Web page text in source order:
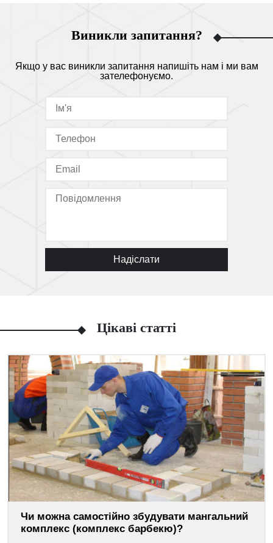
Виникли запитання?
Якщо у вас виникли запитання напишіть нам і ми вам
зателефонуємо.
Надіслати
Цікаві статті
Чи можна самостійно збудувати мангальний
комплекс (комплекс барбекю)?